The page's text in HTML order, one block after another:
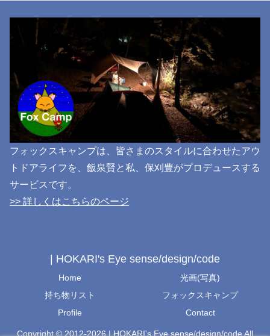
フォックスキャンプは、皆さまのスタイルに合わせたアウ
トドアライフを、飯泉賢と私、保刈豊がプロデュースする
サービスです。
>> 詳しくはこちらのページ
| HOKARI's Eye sense/design/code
Home
光画(写真)
持ち物リスト
フォックスキャンプ
Profile
Contact
Copyright © 2012-2026 | HOKARI's Eye sense/design/code All